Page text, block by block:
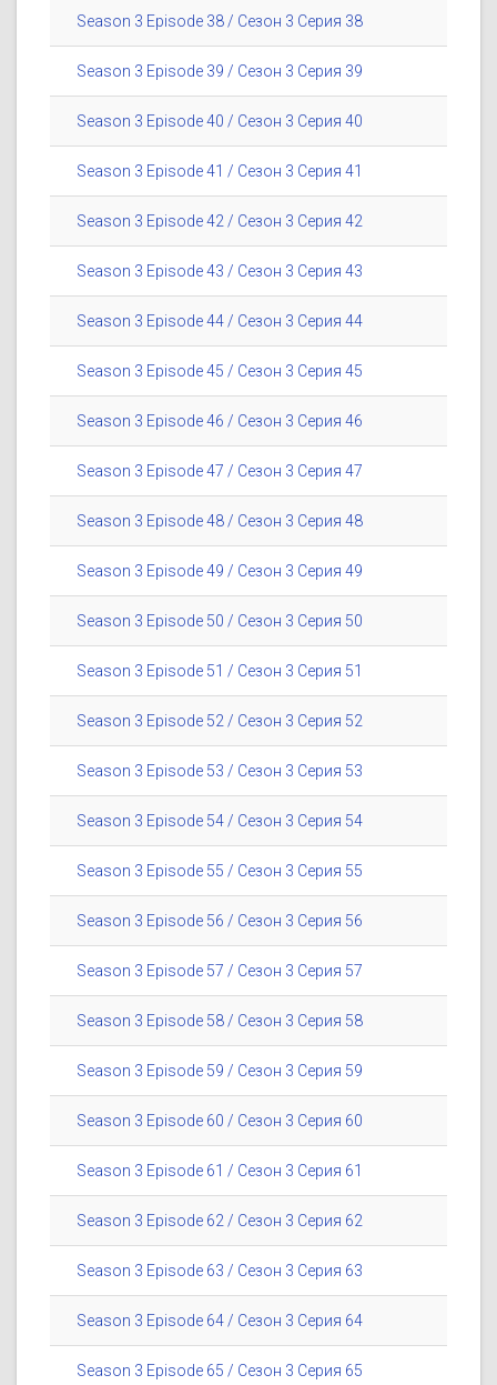
Season 3 Episode 38 / Сезон 3 Серия 38
Season 3 Episode 39 / Сезон 3 Серия 39
Season 3 Episode 40 / Сезон 3 Серия 40
Season 3 Episode 41 / Сезон 3 Серия 41
Season 3 Episode 42 / Сезон 3 Серия 42
Season 3 Episode 43 / Сезон 3 Серия 43
Season 3 Episode 44 / Сезон 3 Серия 44
Season 3 Episode 45 / Сезон 3 Серия 45
Season 3 Episode 46 / Сезон 3 Серия 46
Season 3 Episode 47 / Сезон 3 Серия 47
Season 3 Episode 48 / Сезон 3 Серия 48
Season 3 Episode 49 / Сезон 3 Серия 49
Season 3 Episode 50 / Сезон 3 Серия 50
Season 3 Episode 51 / Сезон 3 Серия 51
Season 3 Episode 52 / Сезон 3 Серия 52
Season 3 Episode 53 / Сезон 3 Серия 53
Season 3 Episode 54 / Сезон 3 Серия 54
Season 3 Episode 55 / Сезон 3 Серия 55
Season 3 Episode 56 / Сезон 3 Серия 56
Season 3 Episode 57 / Сезон 3 Серия 57
Season 3 Episode 58 / Сезон 3 Серия 58
Season 3 Episode 59 / Сезон 3 Серия 59
Season 3 Episode 60 / Сезон 3 Серия 60
Season 3 Episode 61 / Сезон 3 Серия 61
Season 3 Episode 62 / Сезон 3 Серия 62
Season 3 Episode 63 / Сезон 3 Серия 63
Season 3 Episode 64 / Сезон 3 Серия 64
Season 3 Episode 65 / Сезон 3 Серия 65